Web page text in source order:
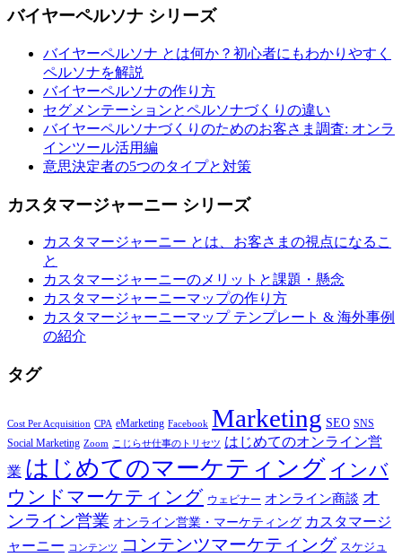
バイヤーペルソナ シリーズ
バイヤーペルソナ とは何か？初心者にもわかりやすく
ペルソナを解説
バイヤーペルソナの作り方
セグメンテーションとペルソナづくりの違い
バイヤーペルソナづくりのためのお客さま調査: オンラ
インツール活用編
意思決定者の5つのタイプと対策
カスタマージャーニー シリーズ
カスタマージャーニー とは、お客さまの視点になるこ
と
カスタマージャーニーのメリットと課題・懸念
カスタマージャーニーマップの作り方
カスタマージャーニーマップ テンプレート & 海外事例
の紹介
タグ
Cost Per Acquisition CPA eMarketing Facebook Marketing SEO SNS
Social Marketing Zoom こじらせ仕事のトリセツ はじめてのオンライン営
業 はじめてのマーケティング インバ
ウンドマーケティング ウェビナー オンライン商談 オ
ンライン営業 オンライン営業・マーケティング カスタマージ
ャーニー コンテンツ コンテンツマーケティング スケジュ